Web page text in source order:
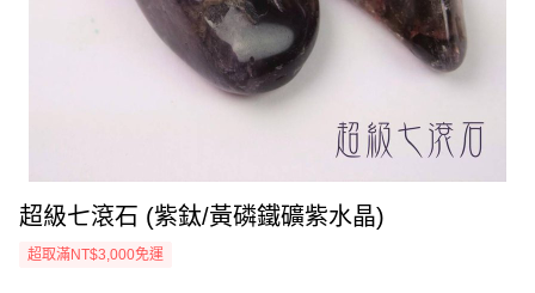
超級七滾石 (紫鈦/黃磷鐵礦紫水晶)
超取滿NT$3,000免運